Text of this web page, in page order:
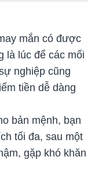
mắn có được
là lúc để các mối
nghiệp cũng
tiền dễ dàng
bản mệnh, bạn
tối đa, sau một
gặp khó khăn